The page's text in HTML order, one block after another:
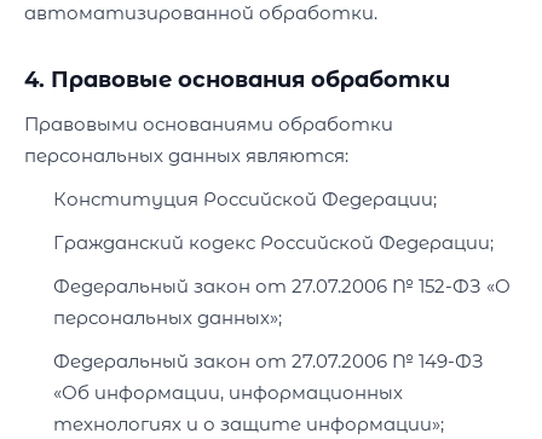
автоматизированной обработки.
4. Правовые основания обработки
Правовыми основаниями обработки
персональных данных являются:
Конституция Российской Федерации;
Гражданский кодекс Российской Федерации;
Федеральный закон от 27.07.2006 № 152-ФЗ «О
персональных данных»;
Федеральный закон от 27.07.2006 № 149-ФЗ
«Об информации, информационных
технологиях и о защите информации»;